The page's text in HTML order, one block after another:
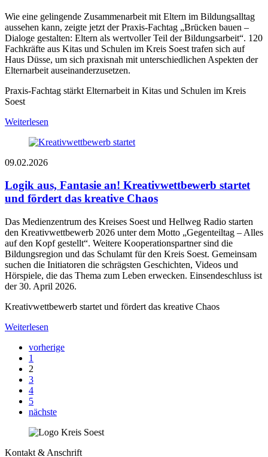
Wie eine gelingende Zusammenarbeit mit Eltern im Bildungsalltag
aussehen kann, zeigte jetzt der Praxis-Fachtag „Brücken bauen –
Dialoge gestalten: Eltern als wertvoller Teil der Bildungsarbeit“. 120
Fachkräfte aus Kitas und Schulen im Kreis Soest trafen sich auf
Haus Düsse, um sich praxisnah mit unterschiedlichen Aspekten der
Elternarbeit auseinanderzusetzen.
Praxis-Fachtag stärkt Elternarbeit in Kitas und Schulen im Kreis
Soest
Weiterlesen
09.02.2026
Logik aus, Fantasie an! Kreativwettbewerb startet
und fördert das kreative Chaos
Das Medienzentrum des Kreises Soest und Hellweg Radio starten
den Kreativwettbewerb 2026 unter dem Motto „Gegenteiltag – Alles
auf den Kopf gestellt“. Weitere Kooperationspartner sind die
Bildungsregion und das Schulamt für den Kreis Soest. Gemeinsam
suchen die Initiatoren die schrägsten Geschichten, Videos und
Hörspiele, die das Thema zum Leben erwecken. Einsendeschluss ist
der 30. April 2026.
Kreativwettbewerb startet und fördert das kreative Chaos
Weiterlesen
vorherige
1
2
3
4
5
nächste
Kontakt & Anschrift